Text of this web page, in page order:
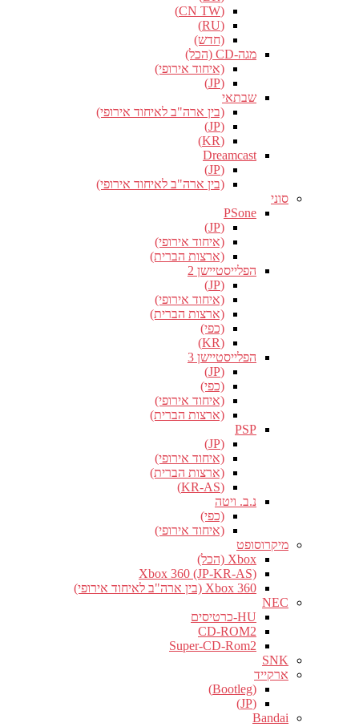
(CN TW)
(RU)
(חדש)
מגה-CD (הכל)
(איחוד אירופי)
(JP)
שבתאי
(בין ארה"ב לאיחוד אירופי)
(JP)
(KR)
Dreamcast
(JP)
(בין ארה"ב לאיחוד אירופי)
סוני
PSone
(JP)
(איחוד אירופי)
(ארצות הברית)
הפלייסטיישן 2
(JP)
(איחוד אירופי)
(ארצות הברית)
(כפי)
(KR)
הפלייסטיישן 3
(JP)
(כפי)
(איחוד אירופי)
(ארצות הברית)
PSP
(JP)
(איחוד אירופי)
(ארצות הברית)
(KR-AS)
נ.ב. ויטה
(כפי)
(איחוד אירופי)
מיקרוסופט
Xbox (הכל)
Xbox 360 (JP-KR-AS)
Xbox 360 (בין ארה"ב לאיחוד אירופי)
NEC
HU-כרטיסים
CD-ROM2
Super-CD-Rom2
SNK
ארקייד
(Bootleg)
(JP)
Bandai